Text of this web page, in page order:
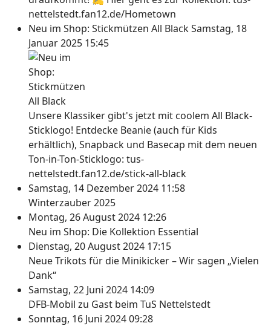
nettelstedt.fan12.de/Hometown
Neu im Shop: Stickmützen All BlackSamstag, 18
Januar 2025 15:45
Unsere Klassiker gibt's jetzt mit coolem All Black-
Sticklogo! Entdecke Beanie (auch für Kids
erhältlich), Snapback und Basecap mit dem neuen
Ton-in-Ton-Sticklogo: tus-
nettelstedt.fan12.de/stick-all-black
Samstag, 14 Dezember 2024 11:58
Winterzauber 2025
Montag, 26 August 2024 12:26
Neu im Shop: Die Kollektion Essential
Dienstag, 20 August 2024 17:15
Neue Trikots für die Minikicker – Wir sagen „Vielen
Dank“
Samstag, 22 Juni 2024 14:09
DFB-Mobil zu Gast beim TuS Nettelstedt
Sonntag, 16 Juni 2024 09:28